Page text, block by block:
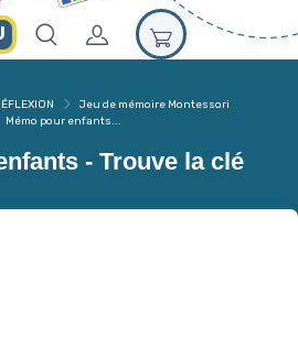
Jeu de mémoire Montessori
Mémo pour enfants...
- Trouve la clé